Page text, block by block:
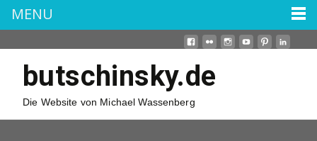
butschinsky.de
Die Website von Michael Wassenberg
MENU